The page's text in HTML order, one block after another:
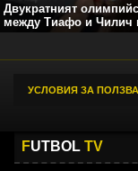
Двукратният
между Тиафо и Чилич
УСЛОВИЯ ЗА
FUTBOL TV